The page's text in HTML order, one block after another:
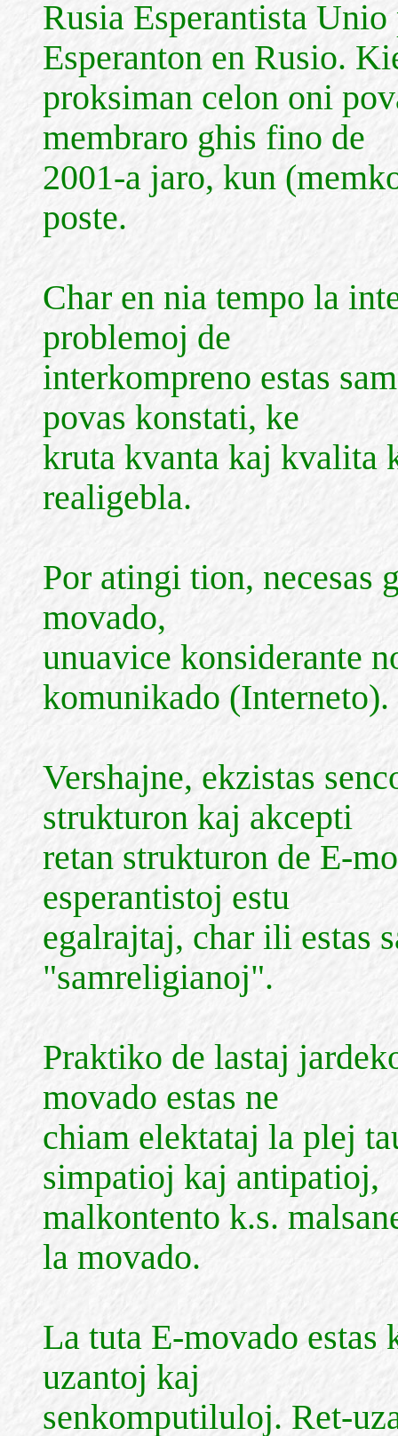
Rusia Esperantista
Esperanton en Rusio.
proksiman celon oni
membraro ghis fino de
2001-a jaro, kun
poste.
Char en nia tempo la
problemoj de
interkompreno estas
povas konstati, ke
kruta kvanta kaj kvalita
realigebla.
Por atingi tion, necesas
movado,
unuavice konsiderante
komunikado (Interneto).
Vershajne, ekzistas
strukturon kaj akcepti
retan strukturon de E-
esperantistoj estu
egalrajtaj, char ili estas
"samreligianoj".
Praktiko de lastaj
movado estas ne
chiam elektataj la plej
simpatioj kaj antipatioj,
malkontento k.s.
la movado.
La tuta E-movado
uzantoj kaj
senkomputiluloj. Ret-